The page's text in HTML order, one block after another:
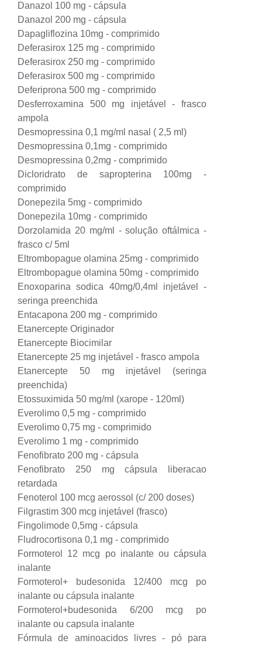
Danazol 100 mg - cápsula
Danazol 200 mg - cápsula
Dapagliflozina 10mg - comprimido
Deferasirox 125 mg - comprimido
Deferasirox 250 mg - comprimido
Deferasirox 500 mg - comprimido
Deferiprona 500 mg - comprimido
Desferroxamina 500 mg injetável - frasco
ampola
Desmopressina 0,1 mg/ml nasal ( 2,5 ml)
Desmopressina 0,1mg - comprimido
Desmopressina 0,2mg - comprimido
Dicloridrato de sapropterina 100mg -
comprimido
Donepezila 5mg - comprimido
Donepezila 10mg - comprimido
Dorzolamida 20 mg/ml - solução oftálmica -
frasco c/ 5ml
Eltrombopague olamina 25mg - comprimido
Eltrombopague olamina 50mg - comprimido
Enoxoparina sodica 40mg/0,4ml injetável -
seringa preenchida
Entacapona 200 mg - comprimido
Etanercepte Originador
Etanercepte Biocimilar
Etanercepte 25 mg injetável - frasco ampola
Etanercepte 50 mg injetável (seringa
preenchida)
Etossuximida 50 mg/ml (xarope - 120ml)
Everolimo 0,5 mg - comprimido
Everolimo 0,75 mg - comprimido
Everolimo 1 mg - comprimido
Fenofibrato 200 mg - cápsula
Fenofibrato 250 mg cápsula liberacao
retardada
Fenoterol 100 mcg aerossol (c/ 200 doses)
Filgrastim 300 mcg injetável (frasco)
Fingolimode 0,5mg - cápsula
Fludrocortisona 0,1 mg - comprimido
Formoterol 12 mcg po inalante ou cápsula
inalante
Formoterol+ budesonida 12/400 mcg po
inalante ou cápsula inalante
Formoterol+budesonida 6/200 mcg po
inalante ou capsula inalante
Fórmula de aminoacidos livres - pó para